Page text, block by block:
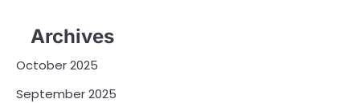
Archives
October 2025
September 2025